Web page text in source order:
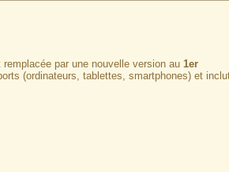
par une nouvelle version au 1er
(ordinateurs, tablettes, smartphones) et